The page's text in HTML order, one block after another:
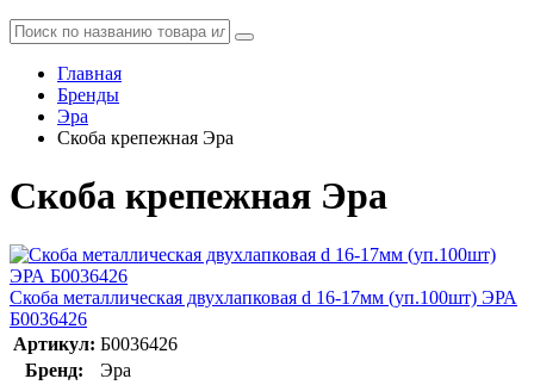
Главная
Бренды
Эра
Скоба крепежная Эра
Скоба крепежная Эра
Скоба металлическая двухлапковая d 16-17мм (уп.100шт) ЭРА
Б0036426
Артикул: Б0036426
Бренд:
Эра